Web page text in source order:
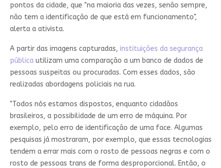
pontos da cidade, que "na maioria das vezes, senão sempre,
não tem a identificação de que está em funcionamento",
alerta a ativista.
A partir das imagens capturadas, instituições da segurança
públicautilizam uma comparação a um banco de dados de
pessoas suspeitas ou procuradas. Com esses dados, são
realizadas abordagens policiais na rua.
"Todos nós estamos dispostos, enquanto cidadãos
brasileiros, a possibilidade de um erro de máquina. Por
exemplo, pelo erro de identificação de uma face. Algumas
pesquisas já mostraram, por exemplo, que essas tecnologias
tendem a errar mais com o rosto de pessoas negras e com o
rosto de pessoas trans de forma desproporcional. Então, o